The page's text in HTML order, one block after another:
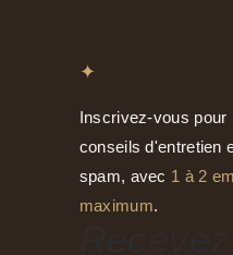
✦
Inscrivez-vous pour
conseils d'entretien
spam, avec 1 à 2
maximum.